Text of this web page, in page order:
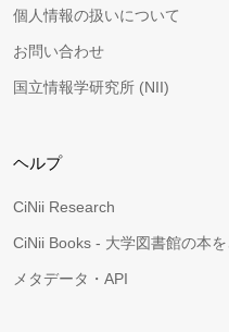
個人情報の扱いについて
お問い合わせ
国立情報学研究所 (NII)
ヘルプ
CiNii Research
CiNii Books - 大学図書館の本
メタデータ・API